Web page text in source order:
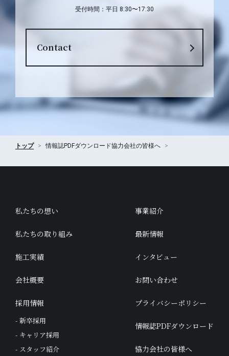
受付時間：平日 8:30〜17:30
Contact
トップ 情報誌PDFダウンロード協力会社の皆様へ
私たちの想い
私たちの取り組み
施工実績
会社概要
採用情報
- 新卒採用
- キャリア採用
- スタッフ紹介
事業紹介
最新情報
インタビュー
お問い合わせ
プライバシーポリシー
情報誌PDFダウンロード
協力会社の皆様へ